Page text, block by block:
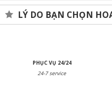
LÝ DO BẠN CHỌN
PHỤC VỤ 24/24
24-7 service